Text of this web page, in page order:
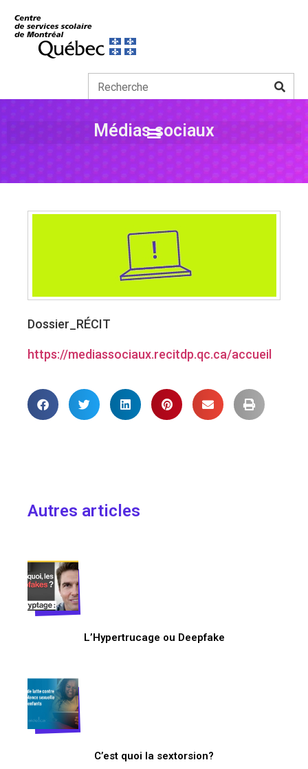
Médias sociaux
Dossier_RÉCIT
https://mediassociaux.recitdp.qc.ca/accueil
Autres articles
L’Hypertrucage ou Deepfake
C’est quoi la sextorsion?